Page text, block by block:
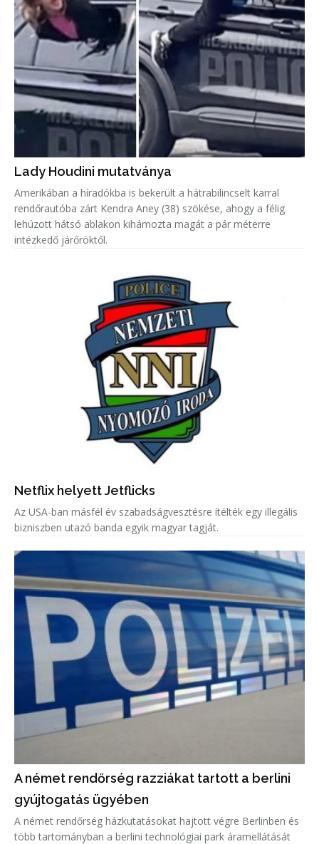
Lady Houdini mutatványa
Amerikában a híradókba is bekerült a hátrabilincselt karral
rendőrautóba zárt Kendra Aney (38) szökése, ahogy a félig
lehúzott hátsó ablakon kihámozta magát a pár méterre
intézkedő járőröktől.
Netflix helyett Jetflicks
Az USA-ban másfél év szabadságvesztésre ítélték egy illegális
bizniszben utazó banda egyik magyar tagját.
A német rendőrség razziákat tartott a berlini
gyújtogatás ügyében
A német rendőrség házkutatásokat hajtott végre Berlinben és
több tartományban a berlini technológiai park áramellátását